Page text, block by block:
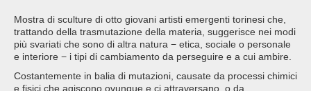
CONTACTS
PRESS
Mostra di sculture di otto giovani artisti emergenti torinesi che,
trattando della trasmutazione della materia, suggerisce nei modi
più svariati che sono di altra natura − etica, sociale o personale
e interiore − i tipi di cambiamento da perseguire e a cui ambire.
Costantemente in balia di mutazioni, causate da processi chimici
e fisici che agiscono ovunque e ci attraversano, o da